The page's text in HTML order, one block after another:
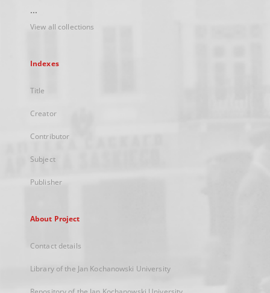
...
View all collections
Indexes
Title
Creator
Contributor
Subject
Publisher
About Project
Contact details
Library of the Jan Kochanowski University